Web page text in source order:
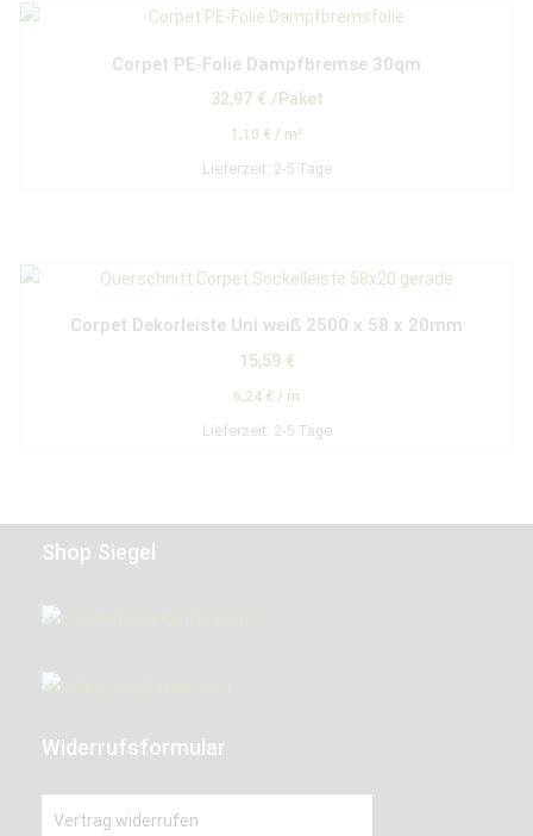
Corpet PE-Folie Dampfbremse 30qm
32,97 € /Paket
1,10 € / m²
Lieferzeit: 2-5 Tage
Corpet Dekorleiste Uni weiß 2500 x 58 x 20mm
15,59 €
6,24 € / m
Lieferzeit: 2-5 Tage
Shop Siegel
Widerrufsformular
Vertrag widerrufen